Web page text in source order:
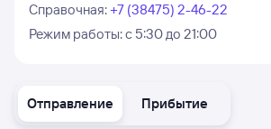
Отправление Прибытие
Справочная: +7 (38475) 2-46-22
Режим работы:с 5:30 до 21:00